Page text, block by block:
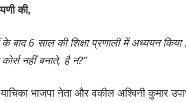
की,
के बाद 6 साल की शिक्षा प्रणाली में अध्ययन
नहीं बनाते, है न?”
भाजपा नेता और वकील अश्विनी कुमार